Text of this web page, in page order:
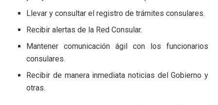
Llevar y consultar el registro de trámites consulares.
Recibir alertas de la Red Consular.
Mantener comunicación ágil con los funcionarios
consulares.
Recibir de manera inmediata noticias del Gobierno y
otras.